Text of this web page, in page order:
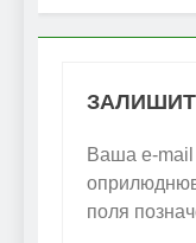
Ваша e-mail
поля